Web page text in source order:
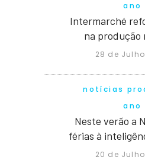
ano
Intermarché
na produção
28 de
notícias
ano
Neste verão a
férias à
20 de